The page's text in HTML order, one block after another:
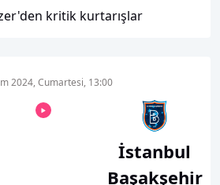
kritik kurtarışlar
2024, Cumartesi, 13:00
İstanbul
Başakşehir